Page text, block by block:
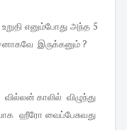
எனும்போது அந்த 5
இருக்கனும் ?
காலில் விழுந்து
ஹீரோ வைப்பேசுவது